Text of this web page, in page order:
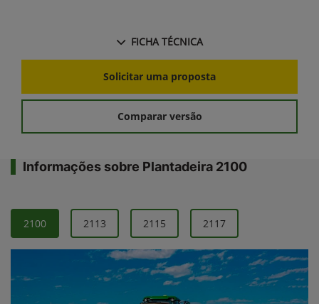
FICHA TÉCNICA
Solicitar uma proposta
Comparar versão
Informações sobre Plantadeira 2100
2100 2113 2115 2117